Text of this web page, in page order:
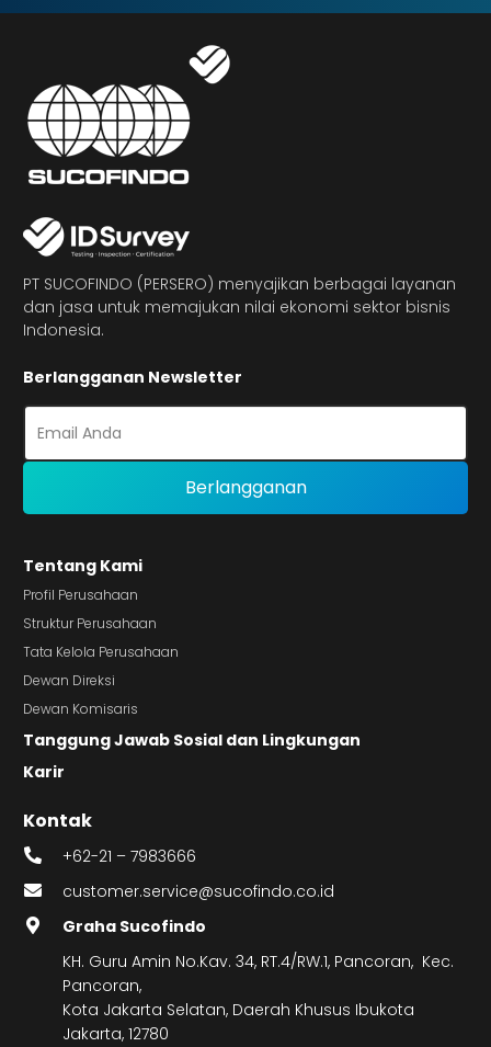
PT SUCOFINDO (PERSERO) menyajikan berbagai layanan
dan jasa untuk memajukan nilai ekonomi sektor bisnis
Indonesia.
Berlangganan Newsletter
Tentang Kami
Profil Perusahaan
Struktur Perusahaan
Tata Kelola Perusahaan
Dewan Direksi
Dewan Komisaris
Tanggung Jawab Sosial dan Lingkungan
Karir
Kontak
+62-21 – 7983666
customer.service@sucofindo.co.id
Graha Sucofindo
KH. Guru Amin No.Kav. 34, RT.4/RW.1, Pancoran, Kec.
Pancoran,
Kota Jakarta Selatan, Daerah Khusus Ibukota
Jakarta, 12780